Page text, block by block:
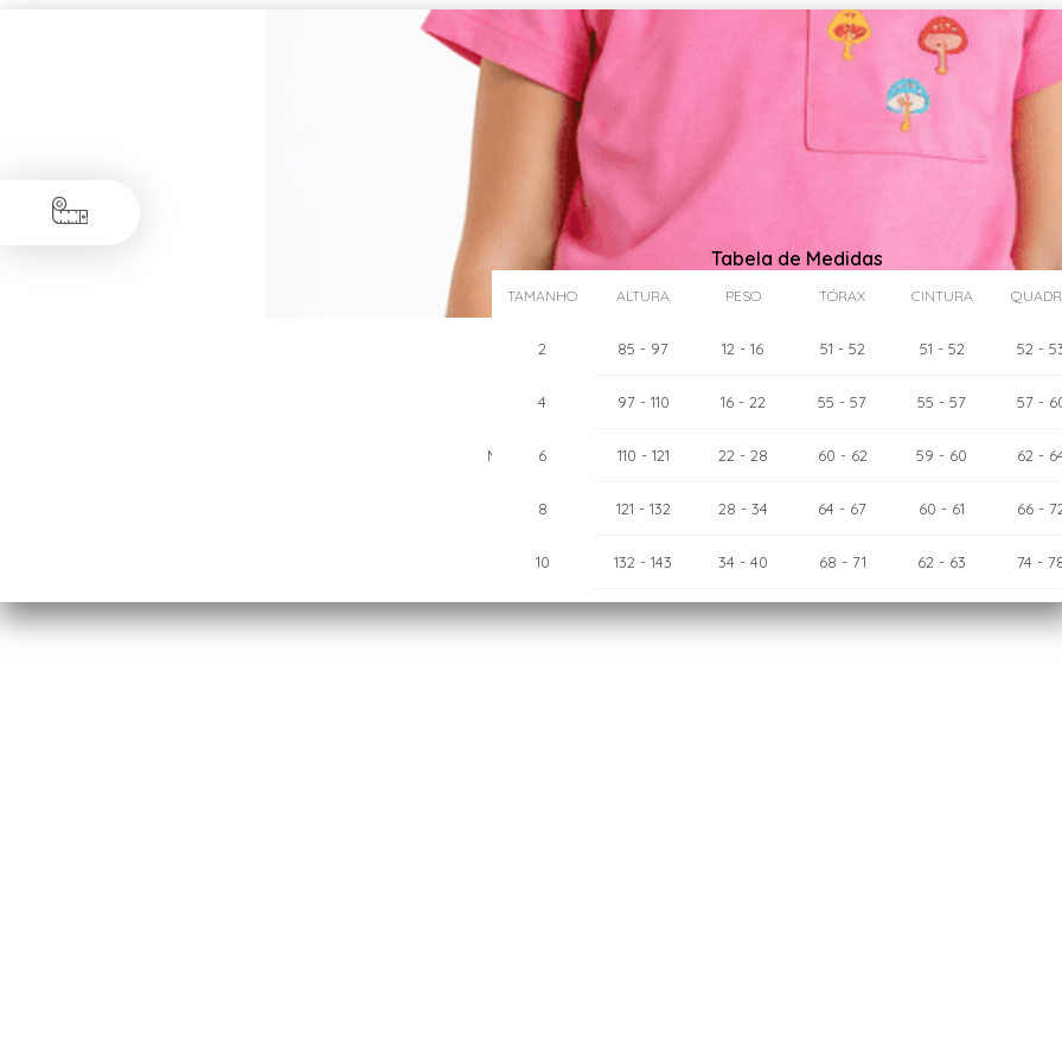
Tabela de Medidas
TAMANHO ALTURA PESO TÓRAX CINTURA
2 85 - 97 12 - 16 51 - 52 51 - 52 52 -
4 97- 110 16- 22 55 - 57 55 - 57 57-
6 110 - 121 22 - 28 60 - 62 59 - 60 62 -
8 121 - 132 28 - 34 64 - 67 60 - 61 66 -
10 132 - 143 34 - 40 68 - 71 62 - 63 74 -
12 143- 154 40- 46 71- 75 63- 65 78-
Medidas: